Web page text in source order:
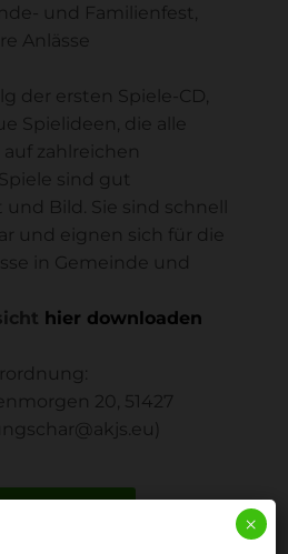
und Familienfest,
Anlässe
der ersten Spiele-CD,
Spielideen, die alle
zahlreichen
sind gut
Bild. Sie sind schnell
und eignen sich für die
in Gemeinde und
hier downloaden
20, 51427
×